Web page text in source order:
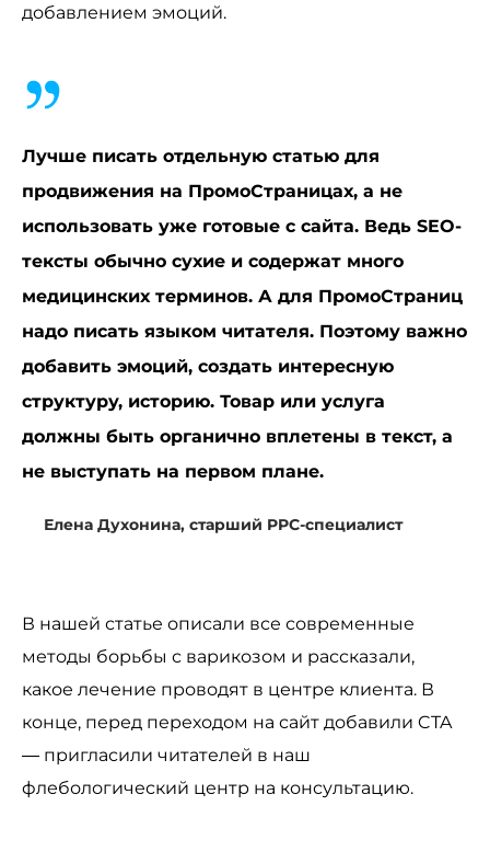
добавлением эмоций.
Лучше писать отдельную статью для
продвижения на ПромоСтраницах, а не
использовать уже готовые с сайта. Ведь SEO-
тексты обычно сухие и содержат много
медицинских терминов. А для ПромоСтраниц
надо писать языком читателя. Поэтому важно
добавить эмоций, создать интересную
структуру, историю. Товар или услуга
должны быть органично вплетены в текст, а
не выступать на первом плане.
Елена Духонина, старший PPC-специалист
В нашей статье описали все современные
методы борьбы с варикозом и рассказали,
какое лечение проводят в центре клиента. В
конце, перед переходом на сайт добавили CTA
— пригласили читателей в наш
флебологический центр на консультацию.